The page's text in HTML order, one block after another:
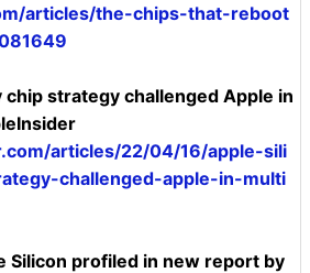
articles/the-chips-that-reboot
chip strategy challenged Apple in
articles/22/04/16/apple-sili
challenged-apple-in-multi
Silicon profiled in new report by